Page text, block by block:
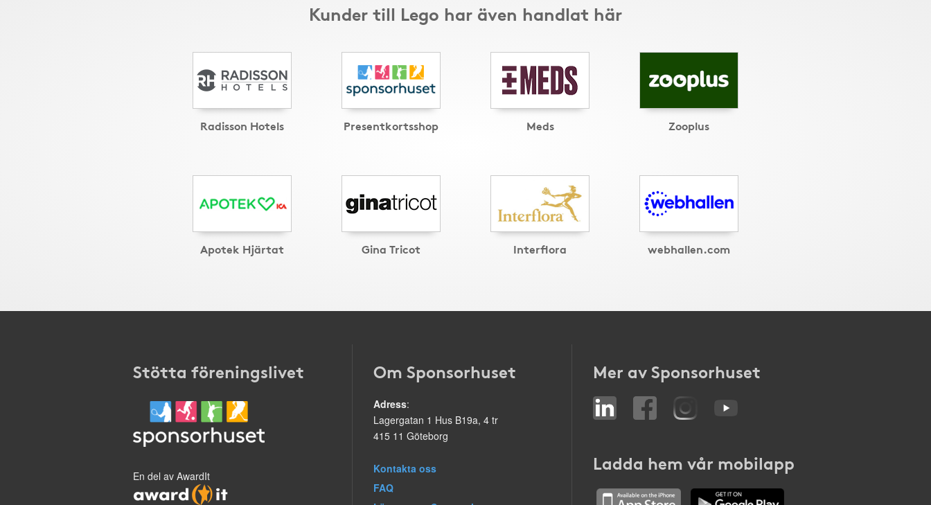
Kunder till Lego har även handlat här
Radisson Hotels Presentkortsshop Meds Zooplus
Apotek Hjärtat Gina Tricot Interflora webhallen.com
Stötta föreningslivet
En del av AwardIt
Om Sponsorhuset
Adress:
Lagergatan 1 Hus B19a, 4 tr
415 11 Göteborg
Kontakta oss
FAQ
Mer av Sponsorhuset
Ladda hem vår mobilapp